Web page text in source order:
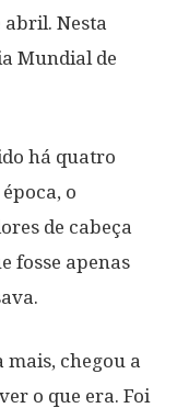
abril. Nesta
Mundial de
há quatro
o
de cabeça
fosse apenas
mais, chegou a
o que era. Foi